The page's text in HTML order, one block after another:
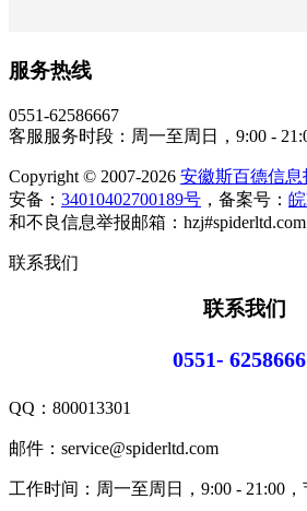
服务热线
0551-62586667
客服服务时段：周一至周日，9:00 -
Copyright © 2007-2026 安徽斯百德信息
安备： 34010402700189号 ，备案号：
和不良信息举报邮箱：hzj#spiderltd.com
联系我们
联系我们
0551-
QQ： 800013301
邮件：service@spiderltd.com
工作时间：周一至周日，9:00 - 21:00